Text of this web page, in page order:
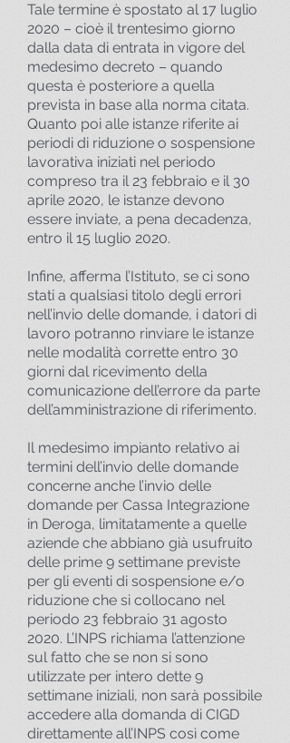
Tale termine è spostato al 17 luglio
2020 – cioè il trentesimo giorno
dalla data di entrata in vigore del
medesimo decreto – quando
questa è posteriore a quella
prevista in base alla norma citata.
Quanto poi alle istanze riferite ai
periodi di riduzione o sospensione
lavorativa iniziati nel periodo
compreso tra il 23 febbraio e il 30
aprile 2020, le istanze devono
essere inviate, a pena decadenza,
entro il 15 luglio 2020.
Infine, afferma l’Istituto, se ci sono
stati a qualsiasi titolo degli errori
nell’invio delle domande, i datori di
lavoro potranno rinviare le istanze
nelle modalità corrette entro 30
giorni dal ricevimento della
comunicazione dell’errore da parte
dell’amministrazione di riferimento.
Il medesimo impianto relativo ai
termini dell’invio delle domande
concerne anche l’invio delle
domande per Cassa Integrazione
in Deroga, limitatamente a quelle
aziende che abbiano già usufruito
delle prime 9 settimane previste
per gli eventi di sospensione e/o
riduzione che si collocano nel
periodo 23 febbraio 31 agosto
2020. L’INPS richiama l’attenzione
sul fatto che se non si sono
utilizzate per intero dette 9
settimane iniziali, non sarà possibile
accedere alla domanda di CIGD
direttamente all’INPS così come